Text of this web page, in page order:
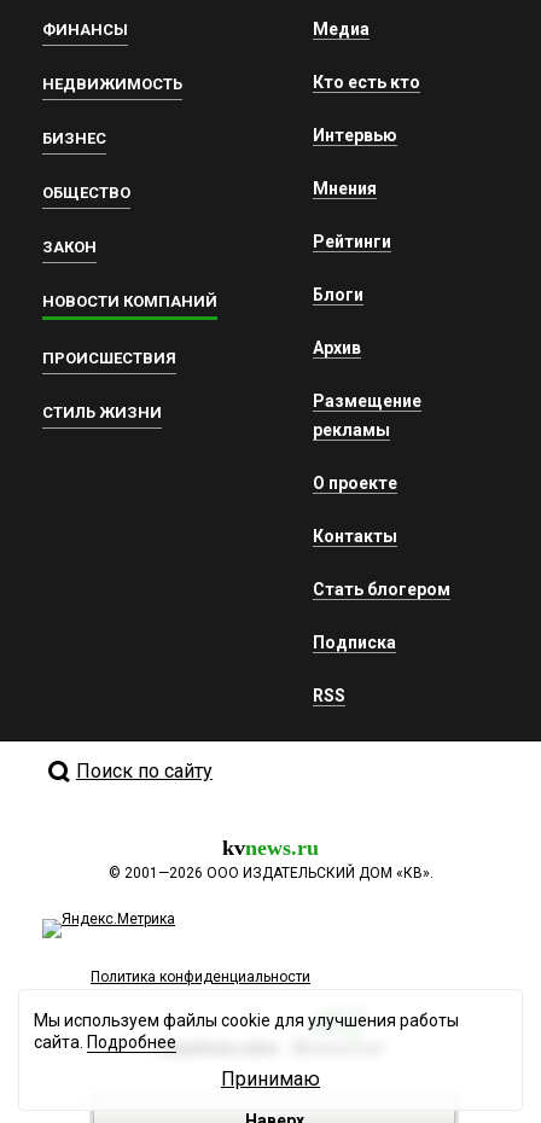
ФИНАНСЫ
НЕДВИЖИМОСТЬ
БИЗНЕС
ОБЩЕСТВО
ЗАКОН
НОВОСТИ КОМПАНИЙ
ПРОИСШЕСТВИЯ
СТИЛЬ ЖИЗНИ
Медиа
Кто есть кто
Интервью
Мнения
Рейтинги
Блоги
Архив
Размещение
рекламы
О проекте
Контакты
Стать блогером
Подписка
RSS
Поиск по сайту
kvnews.ru
© 2001—2026 ООО ИЗДАТЕЛЬСКИЙ ДОМ «КВ».
Политика конфиденциальности
Разработка сайта
Мы используем файлы cookie для улучшения работы
сайта. Подробнее
Принимаю